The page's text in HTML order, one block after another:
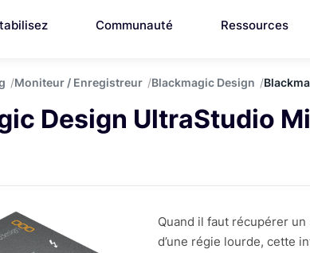
Communauté Ressources
Moniteur / Enregistreur Blackmagic Design
Design UltraStudio
Quand il faut récupérer
d’une régie lourde, cette